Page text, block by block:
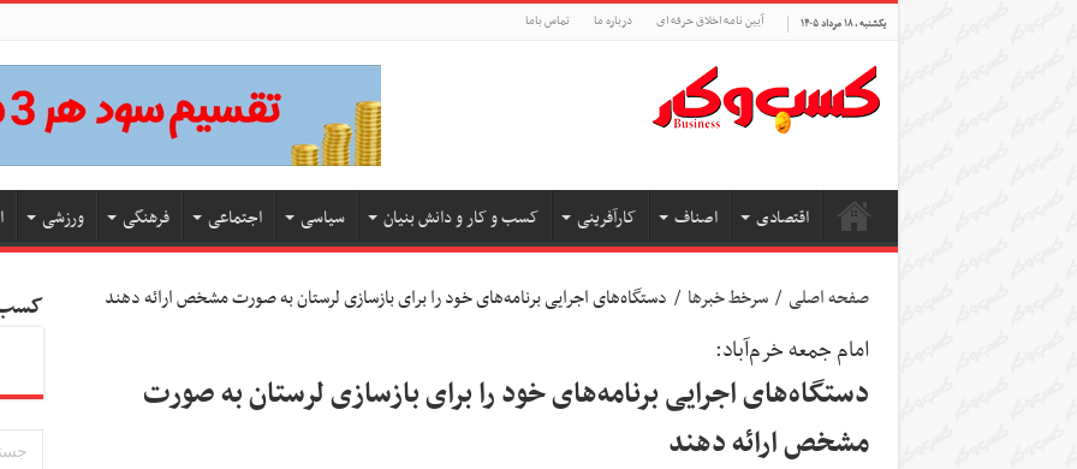
یکشنبه , ۱۸ مرداد ۱۴۰۵ آیین نامه اخلاق حرفه ای درباره ما تماس باما
اقتصادی اصناف کارآفرینی کسب و کار و دانش بنیان سیاسی اجتماعی فرهنگی ورزشی
صفحه اصلی / سرخط خبرها / دستگاه‌های اجرایی برنامه‌های خود را برای بازسازی لرستان به صورت مشخص ارائه دهند
امام جمعه خرم‌آباد:
دستگاه‌های اجرایی برنامه‌های خود را برای بازسازی لرستان به صورت
مشخص ارائه دهند
کسب